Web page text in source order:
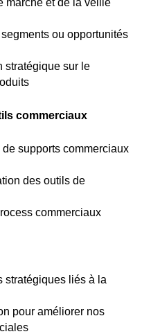
ou opportunités
stratégique sur le
commerciaux
supports commerciaux
des outils de
commerciaux
stratégiques liés à la
pour améliorer nos